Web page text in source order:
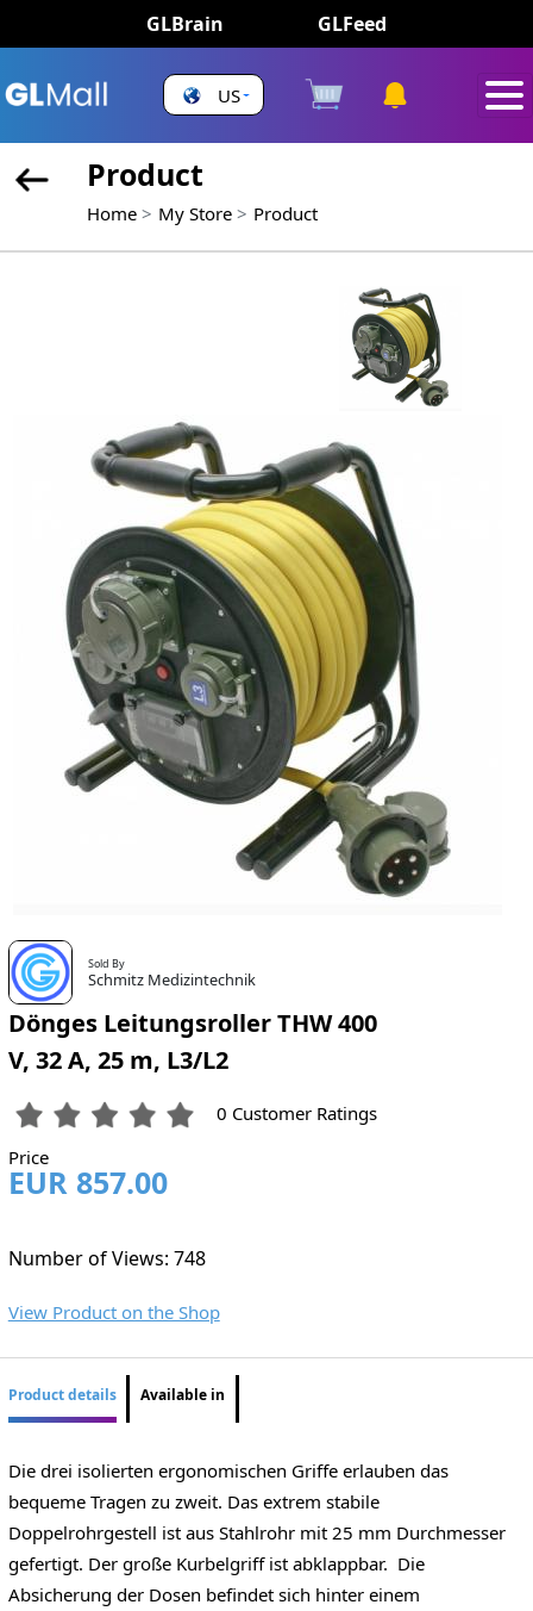
GLBrain GLFeed
US
Product
Home My Store Product
Sold By
Schmitz Medizintechnik
Dönges Leitungsroller THW 400
V, 32 A, 25 m, L3/L2
0 Customer Ratings
Price
EUR 857.00
Number of Views: 748
View Product on the Shop
Product details Available in
Die drei isolierten ergonomischen Griffe erlauben das
bequeme Tragen zu zweit. Das extrem stabile
Doppelrohrgestell ist aus Stahlrohr mit 25 mm Durchmesser
gefertigt. Der große Kurbelgriff ist abklappbar. Die
Absicherung der Dosen befindet sich hinter einem